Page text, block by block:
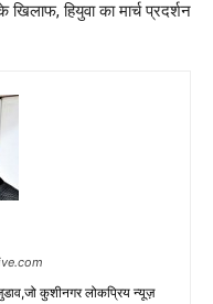
खिलाफ, हियुवा का मार्च प्रदर्शन
कुशीनगर लोकप्रिय न्यूज़